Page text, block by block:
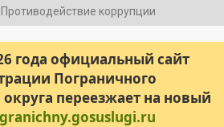
Противодействие коррупции
года официальный сайт
Пограничного
переезжает на новый